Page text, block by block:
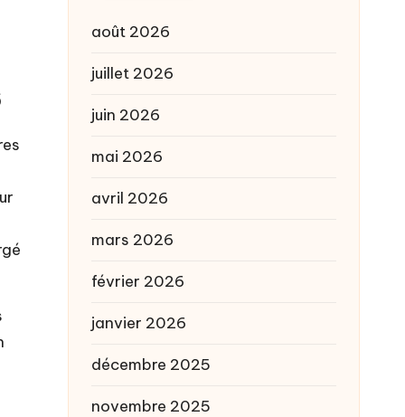
août 2026
juillet 2026
juin 2026
mai 2026
avril 2026
mars 2026
février 2026
janvier 2026
décembre 2025
novembre 2025